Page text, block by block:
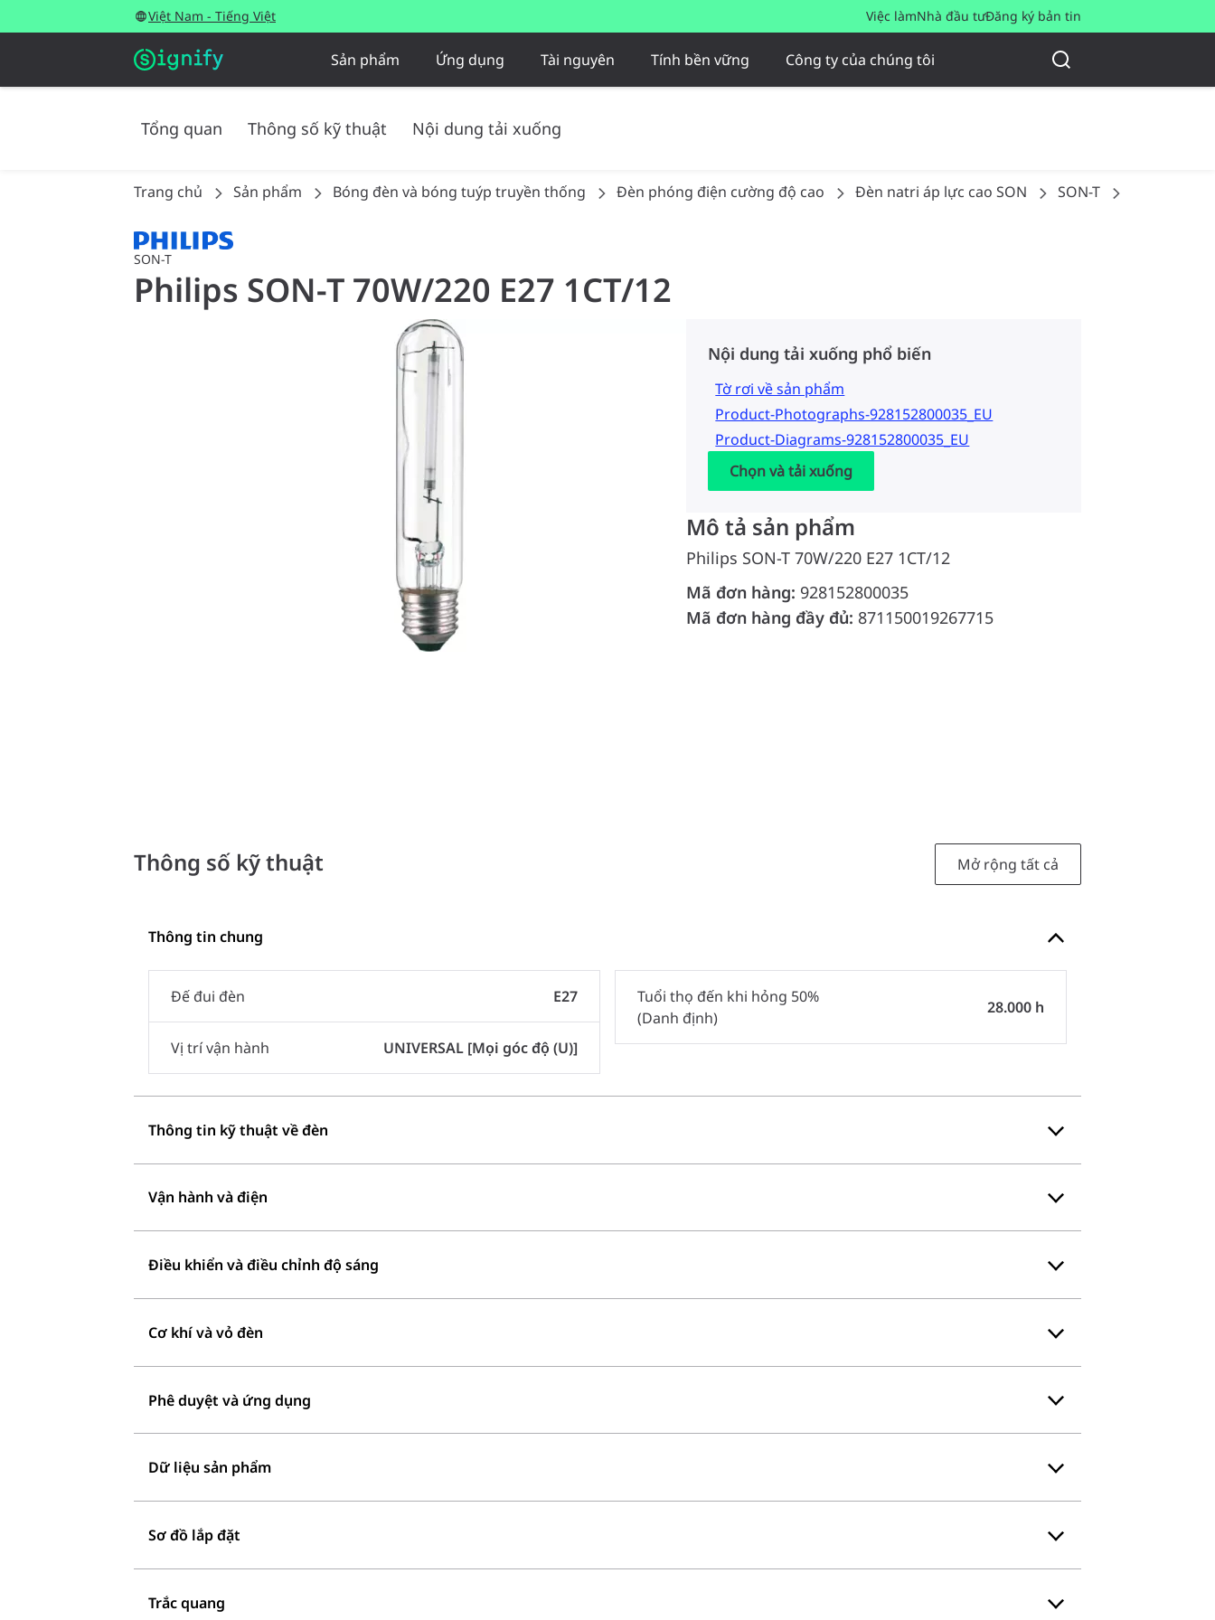
Việt Nam - Tiếng Việt Việc làmNhà đầu tưĐăng ký bản tin
Sản phẩm Ứng dụng Tài nguyên Tính bền vững Công ty của chúng tôi
Tổng quan Thông số kỹ thuật Nội dung tải xuống
Trang chủ Sản phẩm Bóng đèn và bóng tuýp truyền thống Đèn phóng điện cường độ cao Đèn natri áp lực cao SON SON-T
SON-T
Philips SON-T 70W/220 E27 1CT/12
Nội dung tải xuống phổ biến
Tờ rơi về sản phẩm
Product-Photographs-928152800035_EU
Product-Diagrams-928152800035_EU
Chọn và tải xuống
Mô tả sản phẩm
Philips SON-T 70W/220 E27 1CT/12
Mã đơn hàng: 928152800035
Mã đơn hàng đầy đủ: 871150019267715
Thông số kỹ thuật Mở rộng tất cả
Thông tin chung
Đế đui đèn E27
Vị trí vận hành UNIVERSAL [Mọi góc độ (U)]
Tuổi thọ đến khi hỏng 50%
(Danh định)
28.000 h
Thông tin kỹ thuật về đèn
Vận hành và điện
Điều khiển và điều chỉnh độ sáng
Cơ khí và vỏ đèn
Phê duyệt và ứng dụng
Dữ liệu sản phẩm
Sơ đồ lắp đặt
Trắc quang